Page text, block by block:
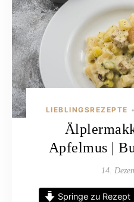
LIEBLINGSREZEPTE •
Apfelmus |
14.
Springe zu Rezept